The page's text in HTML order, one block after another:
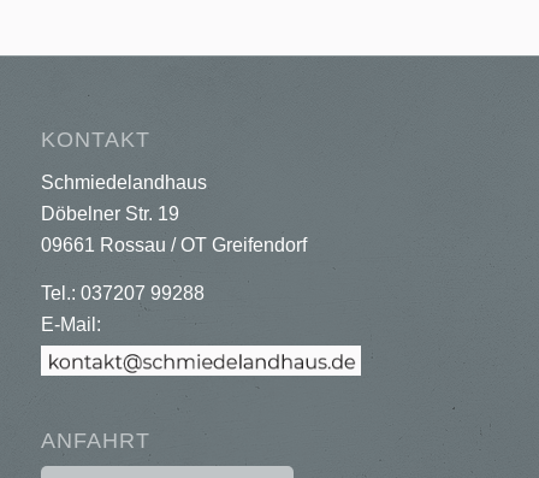
KONTAKT
Schmiedelandhaus
Döbelner Str. 19
09661 Rossau / OT Greifendorf
Tel.: 037207 99288
E-Mail:
ANFAHRT